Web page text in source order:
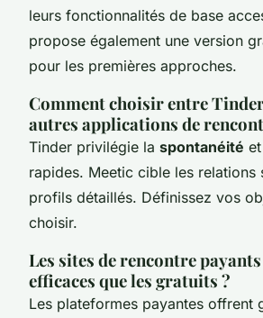
leurs fonctionnalités de base
propose également une version
pour les premières approches.
Comment choisir entre
autres applications de
Tinder privilégie la spontanéité
rapides. Meetic cible les relations
profils détaillés. Définissez vos
choisir.
Les sites de rencontre
efficaces que les gratuits ?
Les plateformes payantes offrent